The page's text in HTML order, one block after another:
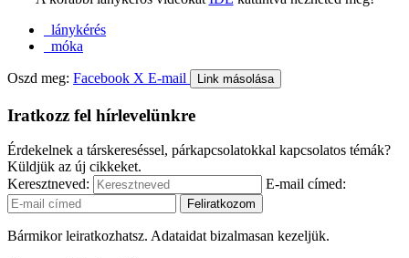
lánykérés
móka
Oszd meg: Facebook X E-mail Link másolása
Iratkozz fel hírlevelünkre
Érdekelnek a társkereséssel, párkapcsolatokkal kapcsolatos témák?
Küldjük az új cikkeket.
Keresztneved:
E-mail címed:
Bármikor leiratkozhatsz. Adataidat bizalmasan kezeljük.